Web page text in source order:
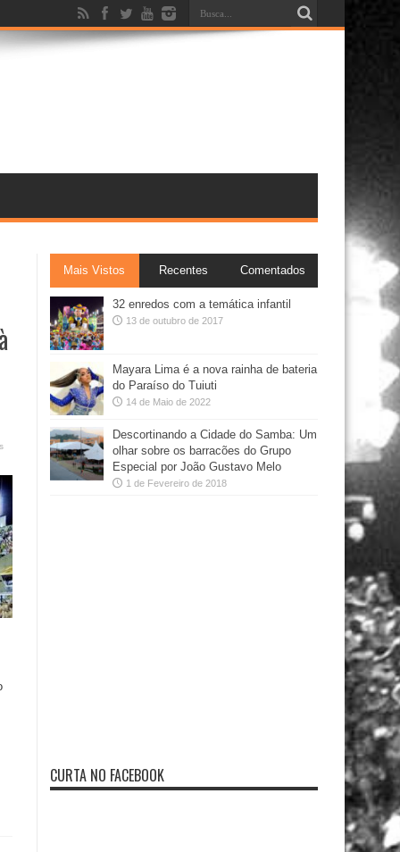
Mais Vistos Recentes Comentados
32 enredos com a temática infantil
13 de outubro de 2017
Mayara Lima é a nova rainha de bateria
do Paraíso do Tuiuti
14 de Maio de 2022
Descortinando a Cidade do Samba: Um
olhar sobre os barracões do Grupo
Especial por João Gustavo Melo
1 de Fevereiro de 2018
CURTA NO FACEBOOK